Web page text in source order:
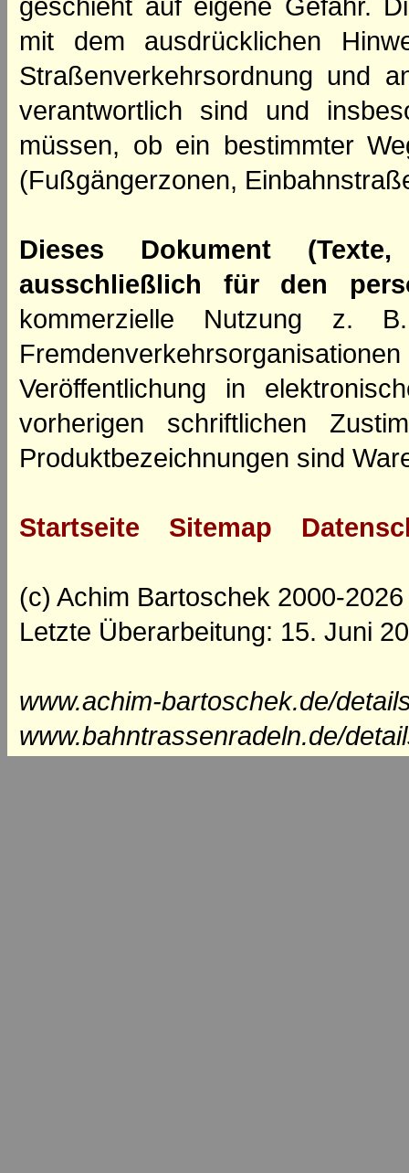
geschieht auf eigene Gefahr.
mit dem ausdrücklichen
Straßenverkehrsordnung und
verantwortlich sind und
müssen, ob ein bestimmter
(Fußgängerzonen,
Dieses Dokument
ausschließlich für den
kommerzielle Nutzung z.
Veröffentlichung in
vorherigen schriftlichen
Produktbezeichnungen sind
Startseite Sitemap
(c) Achim Bartoschek 2000-2026
Letzte Überarbeitung: 15. Juni
www.achim-bartoschek.de/
www.bahntrassenradeln.de/